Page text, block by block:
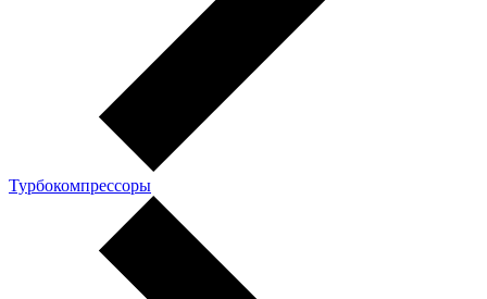
Турбокомпрессоры